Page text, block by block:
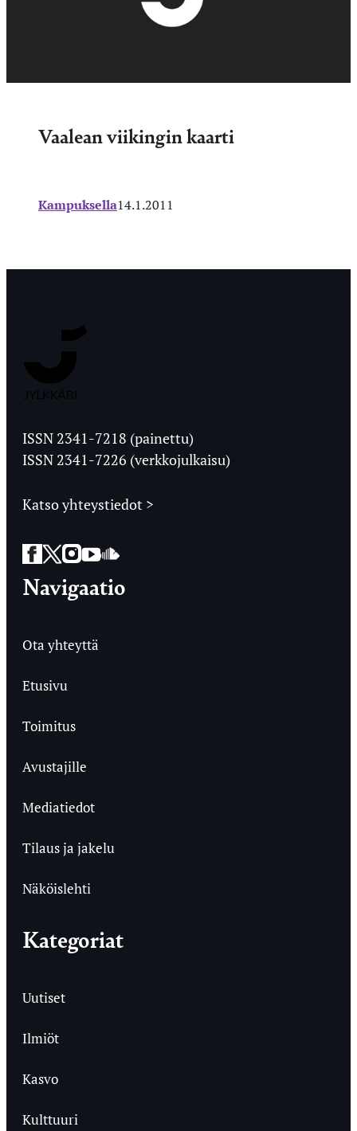
Vaalean viikingin kaarti
Kampuksella14.1.2011
Ylioppilaslehti
ISSN 2341-7218 (painettu)
ISSN 2341-7226 (verkkojulkaisu)
Katso yhteystiedot >
Facebook
Twitter
Instagram
YouTube
SoundCloud
Navigaatio
Ota yhteyttä
Etusivu
Toimitus
Avustajille
Mediatiedot
Tilaus ja jakelu
Näköislehti
Kategoriat
Uutiset
Ilmiöt
Kasvo
Kulttuuri